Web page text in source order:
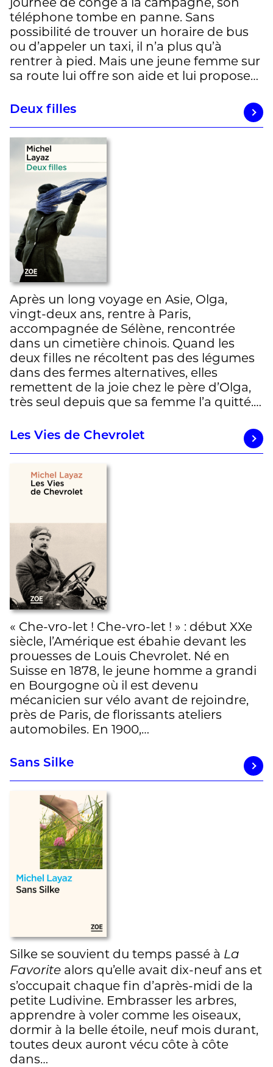
téléphone tombe en panne. Sans
possibilité de trouver un horaire de bus
ou d’appeler un taxi, il n’a plus qu’à
rentrer à pied. Mais une jeune femme sur
sa route lui offre son aide et lui propose…
Deux filles
Après un long voyage en Asie, Olga,
vingt-deux ans, rentre à Paris,
accompagnée de Sélène, rencontrée
dans un cimetière chinois. Quand les
deux filles ne récoltent pas des légumes
dans des fermes alternatives, elles
remettent de la joie chez le père d’Olga,
très seul depuis que sa femme l’a quitté.…
Les Vies de Chevrolet
« Che-vro-let ! Che-vro-let ! » : début XXe
siècle, l’Amérique est ébahie devant les
prouesses de Louis Chevrolet. Né en
Suisse en 1878, le jeune homme a grandi
en Bourgogne où il est devenu
mécanicien sur vélo avant de rejoindre,
près de Paris, de florissants ateliers
automobiles. En 1900,…
Sans Silke
Silke se souvient du temps passé à La
Favorite alors qu’elle avait dix-neuf ans et
s’occupait chaque fin d’après-midi de la
petite Ludivine. Embrasser les arbres,
apprendre à voler comme les oiseaux,
dormir à la belle étoile, neuf mois durant,
toutes deux auront vécu côte à côte
dans…